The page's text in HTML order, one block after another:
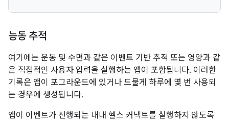
능동 추적
여기에는 운동 및 수면과 같은 이벤트 기반 추적 또는 영양과 같
은 직접적인 사용자 입력을 실행하는 앱이 포함됩니다. 이러한
기록은 앱이 포그라운드에 있거나 드물게 하루에 몇 번 사용되
는 경우에 생성됩니다.
앱이 이벤트가 진행되는 내내 헬스 커넥트를 실행하지 않도록